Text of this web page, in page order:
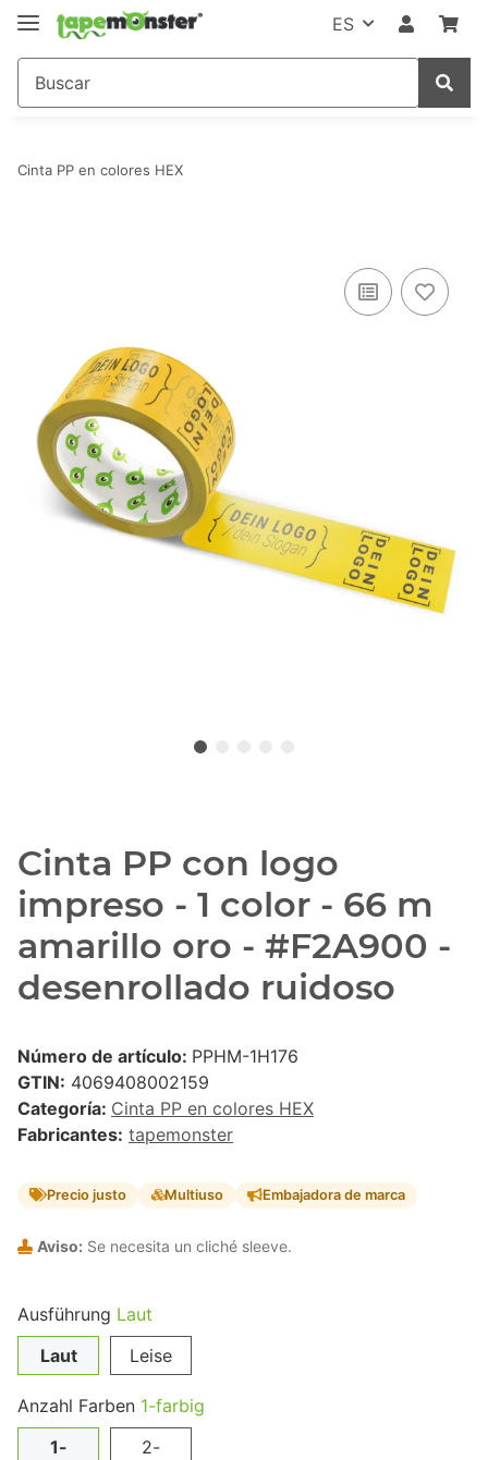
ES
Cinta PP en colores HEX
Cinta PP con logo
impreso - 1 color - 66 m
amarillo oro - #F2A900 -
desenrollado ruidoso
Número de artículo: PPHM-1H176
GTIN: 4069408002159
Categoría: Cinta PP en colores HEX
Fabricantes: tapemonster
Precio justo Multiuso Embajadora de marca
Aviso: Se necesita un cliché sleeve.
Ausführung Laut
Laut
Leise
Anzahl Farben 1-farbig
1-
2-